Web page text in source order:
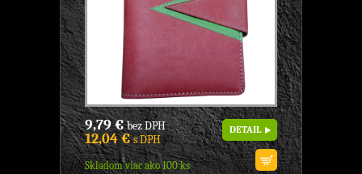
9,79 €bez DPH
12,04 €s DPH
Skladom viac ako 100 ks
DETAIL